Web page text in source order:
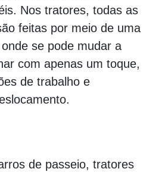
Nos tratores, todas as
feitas por meio de uma
se pode mudar a
com apenas um toque,
de trabalho e
de passeio, tratores